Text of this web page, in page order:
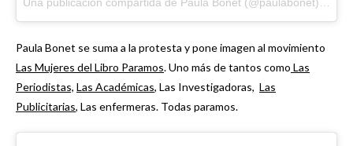
Paula Bonet se suma a la protesta y pone imagen al movimiento
Las Mujeres del Libro Paramos. Uno más de tantos como Las
Periodistas, Las Académicas, Las Investigadoras, Las
Publicitarias, Las enfermeras. Todas paramos.